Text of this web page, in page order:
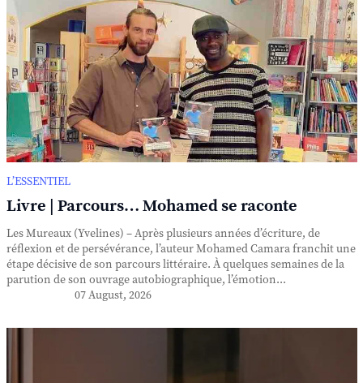
L’ESSENTIEL
Livre | Parcours… Mohamed se raconte
Les Mureaux (Yvelines) – Après plusieurs années d’écriture, de
réflexion et de persévérance, l’auteur Mohamed Camara franchit une
étape décisive de son parcours littéraire. À quelques semaines de la
parution de son ouvrage autobiographique, l’émotion...
07 August, 2026